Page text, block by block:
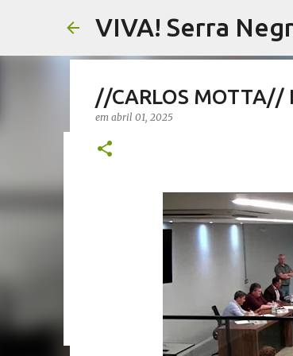
VIVA! Serra
proposta que dá a
agosto 05, 2026 EMENDAS IMPOSITIVAS
//CARLOS
em abril 01, 2025